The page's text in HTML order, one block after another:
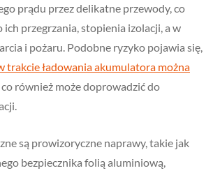
prądu przez delikatne przewody, co
ich przegrzania, stopienia izolacji, a w
i pożaru. Podobne ryzyko pojawia się,
trakcie ładowania akumulatora można
, co również może doprowadzić do
są prowizoryczne naprawy, takie jak
bezpiecznika folią aluminiową,